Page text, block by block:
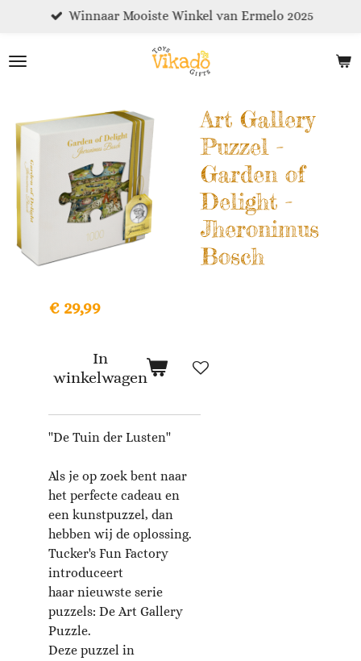
naar
Winnaar Mooiste Winkel van Ermelo 2025
Art Gallery
Puzzel -
Garden of
Delight -
Jheronimus
Bosch
€ 29,99
In
winkelwagen
''De Tuin der Lusten''
Als je op zoek bent naar
het perfecte cadeau en
een kunstpuzzel, dan
hebben wij de oplossing.
Tucker's Fun Factory
introduceert
haar nieuwste serie
puzzels: De Art Gallery
Puzzle.
Deze puzzel in